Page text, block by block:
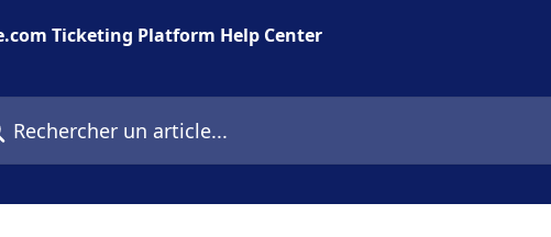
Ticketing Platform Help Center
un article...